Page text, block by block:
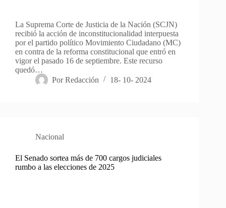
La Suprema Corte de Justicia de la Nación (SCJN)
recibió la acción de inconstitucionalidad interpuesta
por el partido político Movimiento Ciudadano (MC)
en contra de la reforma constitucional que entró en
vigor el pasado 16 de septiembre. Este recurso
quedó…
Por Redacción 18- 10- 2024
Nacional
El Senado sortea más de 700 cargos judiciales
rumbo a las elecciones de 2025